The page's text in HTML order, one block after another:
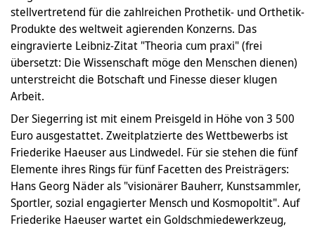
stellvertretend für die zahlreichen Prothetik- und Orthetik-
Produkte des weltweit agierenden Konzerns. Das
eingravierte Leibniz-Zitat "Theoria cum praxi" (frei
übersetzt: Die Wissenschaft möge den Menschen dienen)
unterstreicht die Botschaft und Finesse dieser klugen
Arbeit.
Der Siegerring ist mit einem Preisgeld in Höhe von 3 500
Euro ausgestattet. Zweitplatzierte des Wettbewerbs ist
Friederike Haeuser aus Lindwedel. Für sie stehen die fünf
Elemente ihres Rings für fünf Facetten des Preisträgers:
Hans Georg Näder als "visionärer Bauherr, Kunstsammler,
Sportler, sozial engagierter Mensch und Kosmopoltit". Auf
Friederike Haeuser wartet ein Goldschmiedewerkzeug,